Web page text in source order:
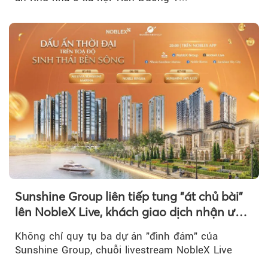
Sunshine Group liên tiếp tung "át chủ bài"
lên NobleX Live, khách giao dịch nhận ưu
Không chỉ quy tụ ba dự án "đình đám" của
Sunshine Group, chuỗi livestream NobleX Live